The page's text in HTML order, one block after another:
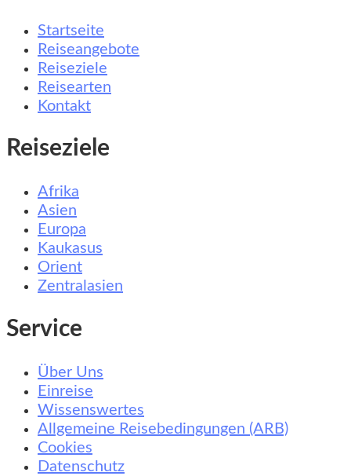
Startseite
Reiseangebote
Reiseziele
Reisearten
Kontakt
Reiseziele
Afrika
Asien
Europa
Kaukasus
Orient
Zentralasien
Service
Über Uns
Einreise
Wissenswertes
Allgemeine Reisebedingungen (ARB)
Cookies
Datenschutz